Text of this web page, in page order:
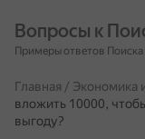
Вопросы к
Примеры ответов Поиска
Главная / Экономика
вложить 10000,
выгоду?